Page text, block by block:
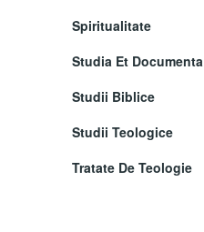
Spiritualitate
Studia Et Documenta
Studii Biblice
Studii Teologice
Tratate De Teologie